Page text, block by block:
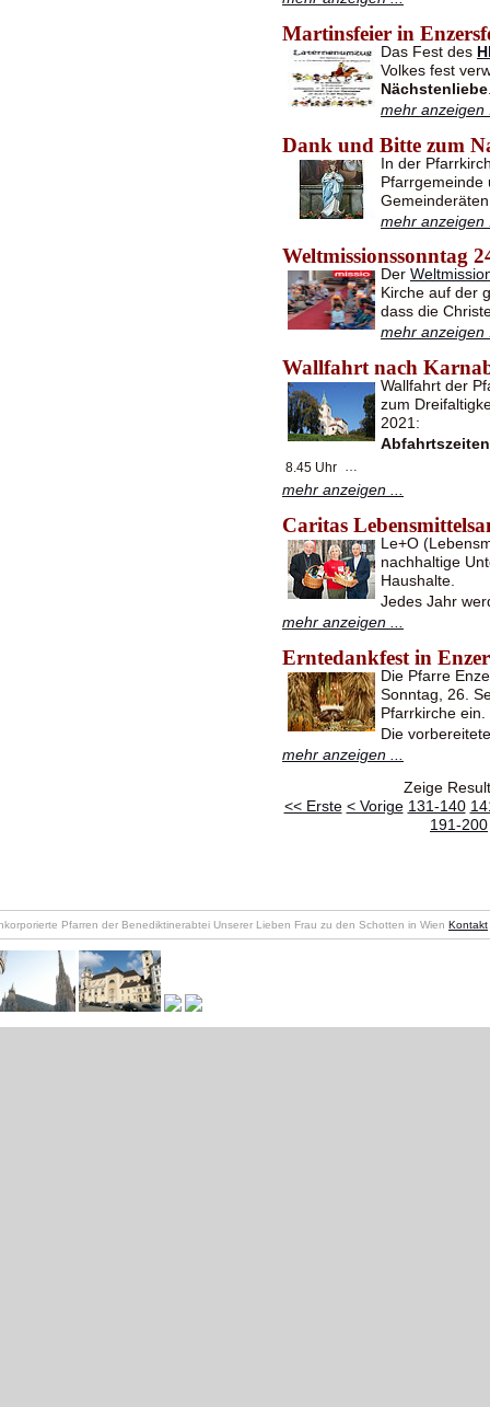
Martinsfeier in
Das Fest des
Volkes fest
Nächstenliebe
mehr anzeigen
Dank und Bitte zum
In der
Pfarrgemeinde
mehr anzeigen
Weltmissionssonntag
Der
Kirche auf der
dass die
mehr anzeigen
Wallfahrt nach
Wallfahrt der
zum
2021:
8.45 Uhr …
mehr anzeigen ...
Caritas
Le+O
nachhaltige
Haushalte.
Jedes Jahr
mehr anzeigen ...
Erntedankfest in
Die Pfarre
Sonntag, 26.
Pfarrkirche ein.
Die
mehr anzeigen ...
Zeige
<< Erste < Vorige 131-140
191-200
Pfarren der Benediktinerabtei Unserer Lieben Frau zu den Schotten in Wien Kontakt